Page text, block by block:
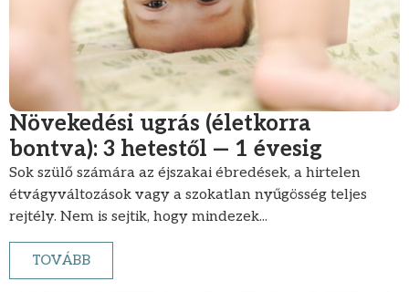
Növekedési ugrás (életkorra
bontva): 3 hetestől — 1 évesig
Sok szülő számára az éjszakai ébredések, a hirtelen
étvágyváltozások vagy a szokatlan nyűgösség teljes
rejtély. Nem is sejtik, hogy mindezek...
TOVÁBB